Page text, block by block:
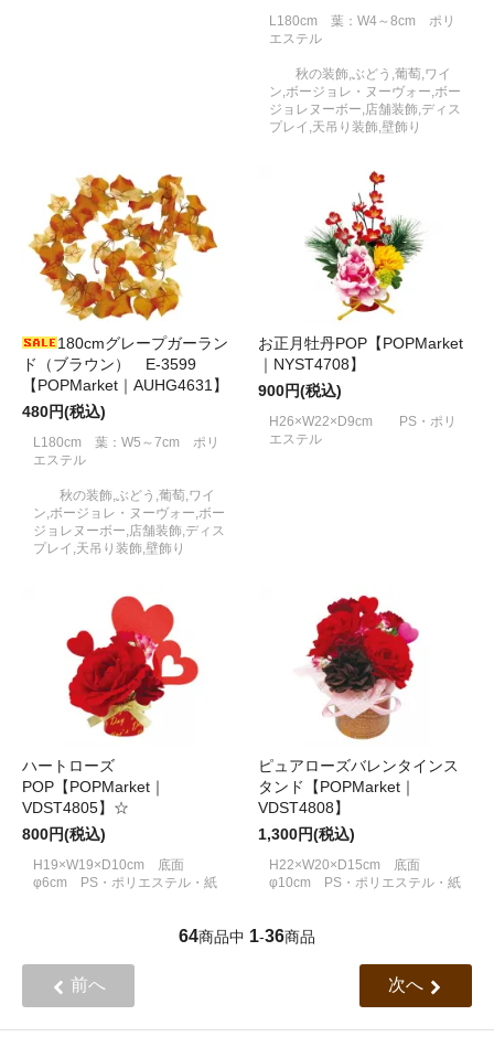
L180cm 葉：W4～8cm ポリ
エステル
秋の装飾,ぶどう,葡萄,ワイ
ン,ボージョレ・ヌーヴォー,ボー
ジョレヌーボー,店舗装飾,ディス
プレイ,天吊り装飾,壁飾り
180cmグレープガーラン
ド（ブラウン） E-3599
【POPMarket｜AUHG4631】
480円(税込)
L180cm 葉：W5～7cm ポリ
エステル
秋の装飾,ぶどう,葡萄,ワイ
ン,ボージョレ・ヌーヴォー,ボー
ジョレヌーボー,店舗装飾,ディス
プレイ,天吊り装飾,壁飾り
お正月牡丹POP【POPMarket
｜NYST4708】
900円(税込)
H26×W22×D9cm PS・ポリ
エステル
ハートローズ
POP【POPMarket｜
VDST4805】☆
800円(税込)
H19×W19×D10cm 底面
φ6cm PS・ポリエステル・紙
ピュアローズバレンタインス
タンド【POPMarket｜
VDST4808】
1,300円(税込)
H22×W20×D15cm 底面
φ10cm PS・ポリエステル・紙
64商品中 1-36商品
前へ 次へ